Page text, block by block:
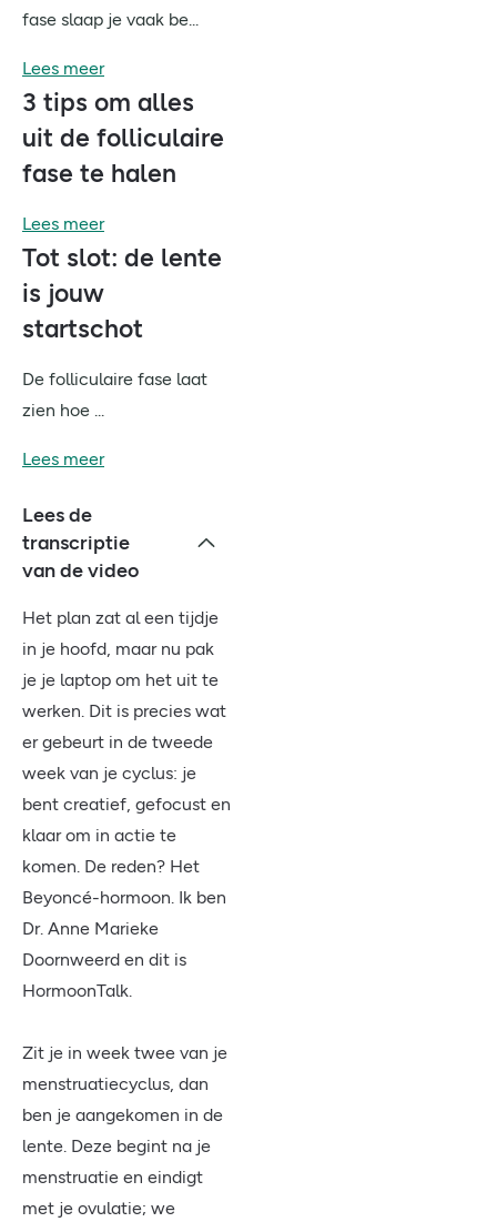
fase slaap je vaak be...
Lees meer
3 tips om alles
uit de folliculaire
fase te halen
Lees meer
Tot slot: de lente
is jouw
startschot
De folliculaire fase laat
zien hoe ...
Lees meer
Lees de
transcriptie
van de video
Het plan zat al een tijdje
in je hoofd, maar nu pak
je je laptop om het uit te
werken. Dit is precies wat
er gebeurt in de tweede
week van je cyclus: je
bent creatief, gefocust en
klaar om in actie te
komen. De reden? Het
Beyoncé-hormoon. Ik ben
Dr. Anne Marieke
Doornweerd en dit is
HormoonTalk.
Zit je in week twee van je
menstruatiecyclus, dan
ben je aangekomen in de
lente. Deze begint na je
menstruatie en eindigt
met je ovulatie; we